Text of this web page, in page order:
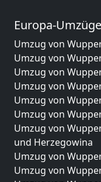
Europa-Umzüge
Umzug von
Umzug von
Umzug von
Umzug von
Umzug von
Umzug von
Umzug von
und Herzegowina
Umzug von
Umzug von